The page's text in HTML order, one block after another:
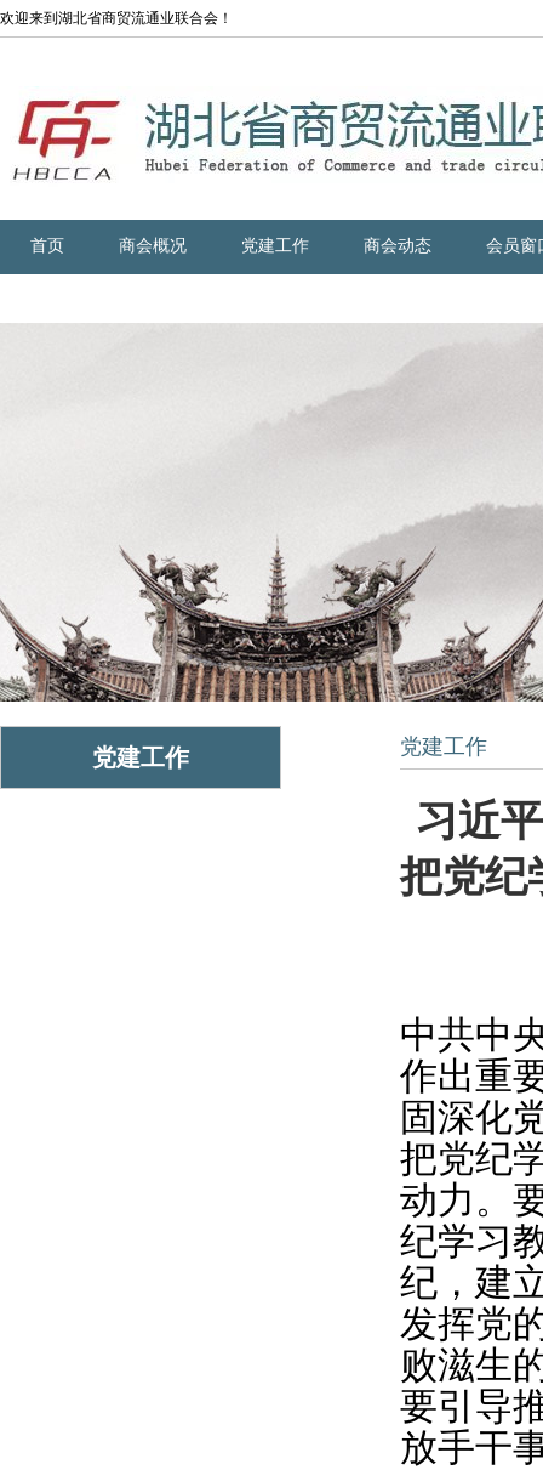
欢迎来到湖北省商贸流通业联合会！
首页 商会概况 党建工作 商会动态 会员窗
党建工作 党建工作
习近
把党纪
中共中
作出重
固深化
把党纪
动力。
纪学习
纪，建
发挥党
败滋生
要引导
放手干